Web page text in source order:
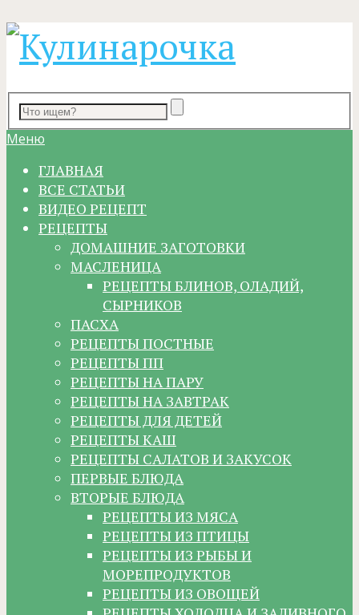
Меню
ГЛАВНАЯ
ВСЕ СТАТЬИ
ВИДЕО РЕЦЕПТ
РЕЦЕПТЫ
ДОМАШНИЕ ЗАГОТОВКИ
МАСЛЕНИЦА
РЕЦЕПТЫ БЛИНОВ, ОЛАДИЙ,
СЫРНИКОВ
ПАСХА
РЕЦЕПТЫ ПОСТНЫЕ
РЕЦЕПТЫ ПП
РЕЦЕПТЫ НА ПАРУ
РЕЦЕПТЫ НА ЗАВТРАК
РЕЦЕПТЫ ДЛЯ ДЕТЕЙ
РЕЦЕПТЫ КАШ
РЕЦЕПТЫ САЛАТОВ И ЗАКУСОК
ПЕРВЫЕ БЛЮДА
ВТОРЫЕ БЛЮДА
РЕЦЕПТЫ ИЗ МЯСА
РЕЦЕПТЫ ИЗ ПТИЦЫ
РЕЦЕПТЫ ИЗ РЫБЫ И
МОРЕПРОДУКТОВ
РЕЦЕПТЫ ИЗ ОВОЩЕЙ